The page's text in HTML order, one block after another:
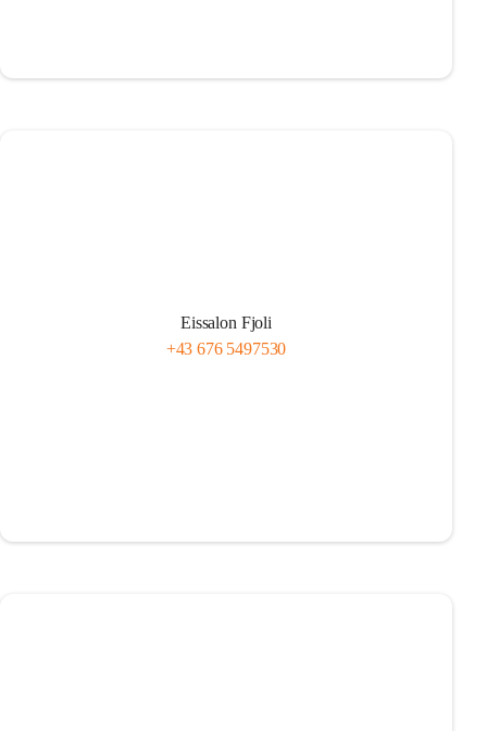
Eissalon Fjoli
+43 676 5497530